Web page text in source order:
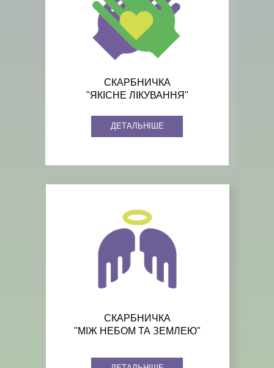
СКАРБНИЧКА
"ЯКІСНЕ ЛІКУВАННЯ"
ДЕТАЛЬНІШЕ
СКАРБНИЧКА
"МІЖ НЕБОМ ТА ЗЕМЛЕЮ"